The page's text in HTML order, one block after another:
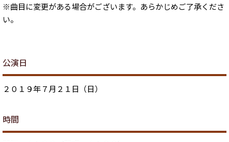
※曲目に変更がある場合がございます。あらかじめご了承くださ
い。
公演日
２０１９年７月２１日（日）
時間